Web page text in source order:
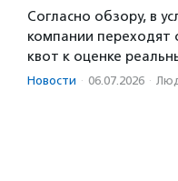
Согласно обзору, в
компании переходят
квот к оценке
Новости · 06.07.2026 ·